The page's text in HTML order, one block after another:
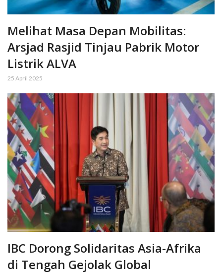
Melihat Masa Depan Mobilitas:
Arsjad Rasjid Tinjau Pabrik Motor
Listrik ALVA
25 April 2025
IBC Dorong Solidaritas Asia-Afrika
di Tengah Gejolak Global